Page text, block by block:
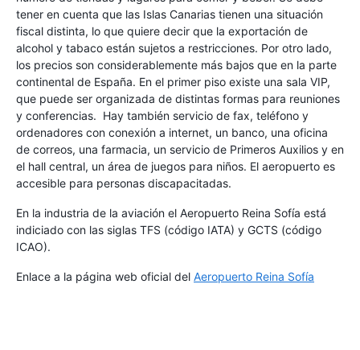
tener en cuenta que las Islas Canarias tienen una situación
fiscal distinta, lo que quiere decir que la exportación de
alcohol y tabaco están sujetos a restricciones. Por otro lado,
los precios son considerablemente más bajos que en la parte
continental de España. En el primer piso existe una sala VIP,
que puede ser organizada de distintas formas para reuniones
y conferencias. Hay también servicio de fax, teléfono y
ordenadores con conexión a internet, un banco, una oficina
de correos, una farmacia, un servicio de Primeros Auxilios y en
el hall central, un área de juegos para niños. El aeropuerto es
accesible para personas discapacitadas.
En la industria de la aviación el Aeropuerto Reina Sofía está
indiciado con las siglas TFS (código IATA) y GCTS (código
ICAO).
Enlace a la página web oficial del Aeropuerto Reina Sofía